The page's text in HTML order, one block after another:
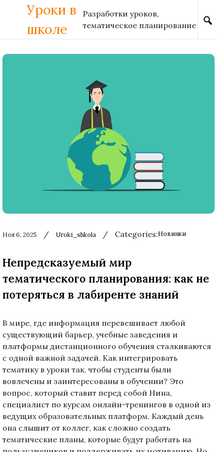
Skip to content
Уроки в
школе
Разработки уроков,
тематическое планирование
Ноя 6, 2025 / Uroki_shkola / Categories:
Used
category
Новинки
Непредсказуемый мир
тематического планирования: как не
потеряться в лабиренте знаний
В мире, где информация перевешивает любой
существующий барьер, учебные заведения и
платформы дистанционного обучения сталкиваются
с одной важной задачей. Как интегрировать
тематику в уроки так, чтобы студенты были
вовлечены и заинтересованы в обучении? Это
вопрос, который ставит перед собой Нина,
специалист по курсам онлайн-тренингов в одной из
ведущих образовательных платформ. Каждый день
она слышит от коллег, как сложно создать
тематические планы, которые будут работать на